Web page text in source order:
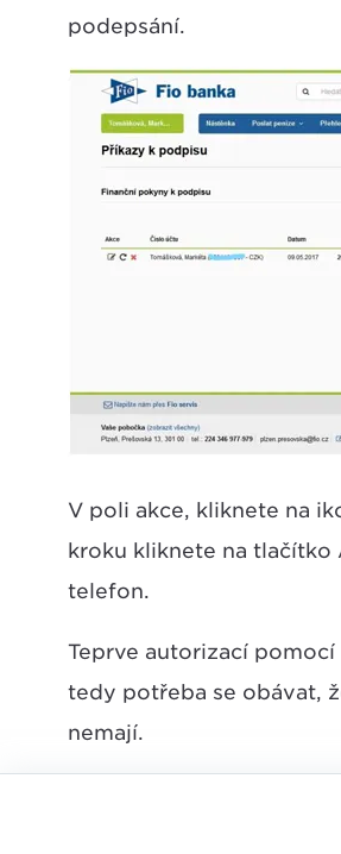
podepsání.
V poli akce, kliknete na
kroku kliknete na
telefon.
Teprve autorizací
tedy potřeba se obávat,
nemají.